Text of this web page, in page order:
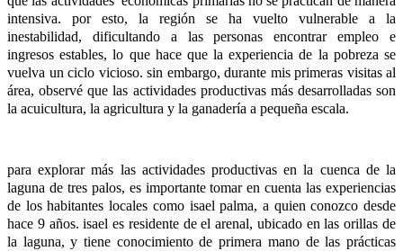
intensiva. por esto, la región se ha vuelto vulnerable a la
inestabilidad, dificultando a las personas encontrar empleo e
ingresos estables, lo que hace que la experiencia de la pobreza se
vuelva un ciclo vicioso. sin embargo, durante mis primeras visitas al
área, observé que las actividades productivas más desarrolladas son
la acuicultura, la agricultura y la ganadería a pequeña escala.
para explorar más las actividades productivas en la cuenca de la
laguna de tres palos, es importante tomar en cuenta las experiencias
de los habitantes locales como isael palma, a quien conozco desde
hace 9 años. isael es residente de el arenal, ubicado en las orillas de
la laguna, y tiene conocimiento de primera mano de las prácticas